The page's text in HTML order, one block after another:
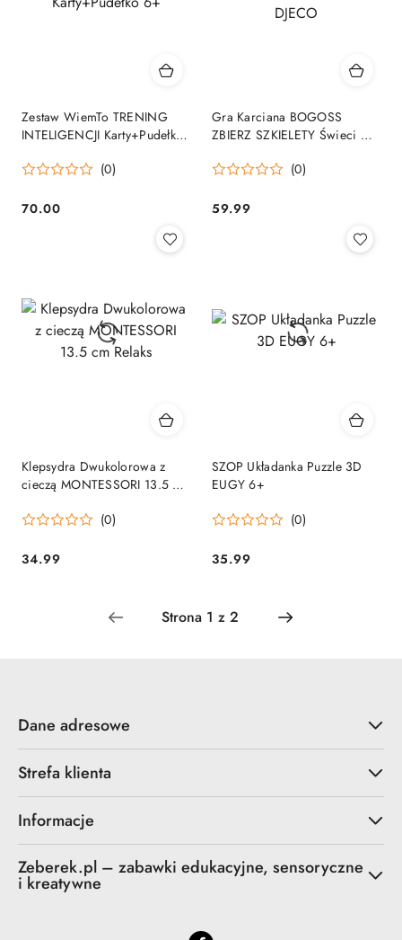
Zestaw WiemTo TRENING
INTELIGENCJI Karty+Pudełko
(0)
Cena:
70.00
Gra Karciana BOGOSS
ZBIERZ SZKIELETY Świeci w
(0)
Cena:
59.99
Klepsydra Dwukolorowa z
cieczą MONTESSORI 13.5 cm
(0)
Cena:
34.99
SZOP Układanka Puzzle 3D
EUGY 6+
(0)
Cena:
35.99
Dane adresowe
Strefa klienta
Informacje
Zeberek.pl – zabawki edukacyjne, sensoryczne
i kreatywne